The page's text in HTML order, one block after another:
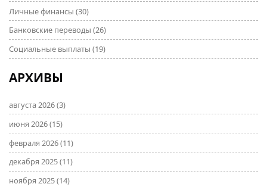
Личные финансы (30)
Банковские переводы (26)
Социальные выплаты (19)
АРХИВЫ
августа 2026(3)
июня 2026(15)
февраля 2026(11)
декабря 2025(11)
ноября 2025(14)